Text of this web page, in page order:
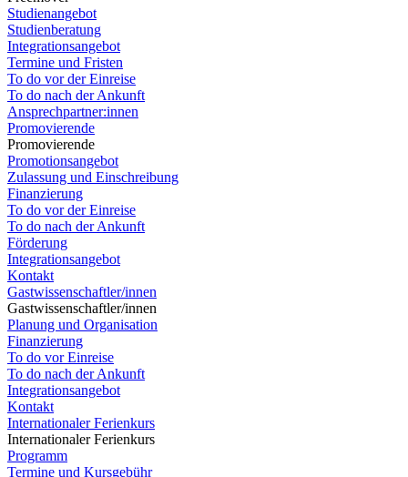
Studienangebot
Studienberatung
Integrationsangebot
Termine und Fristen
To do vor der Einreise
To do nach der Ankunft
Ansprechpartner:innen
Promovierende
Promovierende
Promotionsangebot
Zulassung und Einschreibung
Finanzierung
To do vor der Einreise
To do nach der Ankunft
Förderung
Integrationsangebot
Kontakt
Gastwissenschaftler/innen
Gastwissenschaftler/innen
Planung und Organisation
Finanzierung
To do vor Einreise
To do nach der Ankunft
Integrationsangebot
Kontakt
Internationaler Ferienkurs
Internationaler Ferienkurs
Programm
Termine und Kursgebühr